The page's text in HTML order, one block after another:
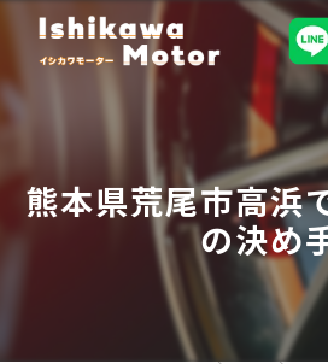
熊本県荒尾市高浜
の決め